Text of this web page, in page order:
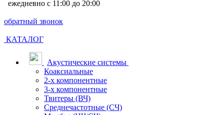
ежедневно с 11:00 до 20:00
обратный звонок
КАТАЛОГ
Акустические системы
Коаксиальные
2-х компонентные
3-х компонентные
Твитеры (ВЧ)
Среднечастотные (СЧ)